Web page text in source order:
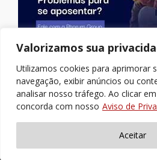
Valorizamos sua
Utilizamos cookies para aprimorar
navegação, exibir anúncios ou
analisar nosso tráfego. Ao clicar em
concorda com nosso Aviso de
Aceitar